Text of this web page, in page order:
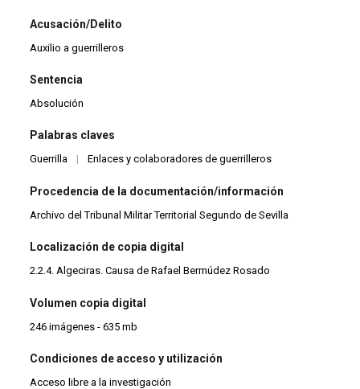
Acusación/Delito
Auxilio a guerrilleros
Sentencia
Absolución
Palabras claves
Guerrilla | Enlaces y colaboradores de guerrilleros
Procedencia de la documentación/información
Archivo del Tribunal Militar Territorial Segundo de Sevilla
Localización de copia digital
2.2.4. Algeciras. Causa de Rafael Bermúdez Rosado
Volumen copia digital
246 imágenes - 635 mb
Condiciones de acceso y utilización
Acceso libre a la investigación